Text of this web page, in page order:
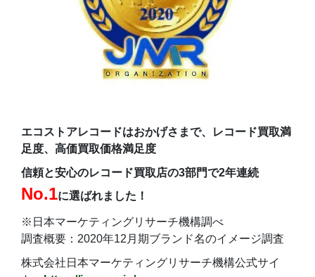
エコストアレコードはおかげさまで、レコード買取満
足度、高価買取価格満足度
信頼と安心のレコード買取店の3部門で2年連続
No.1に選ばれました！
※日本マーケティングリサーチ機構調べ
調査概要：2020年12月期ブランド名のイメージ調査
株式会社日本マーケティングリサーチ機構公式サイ